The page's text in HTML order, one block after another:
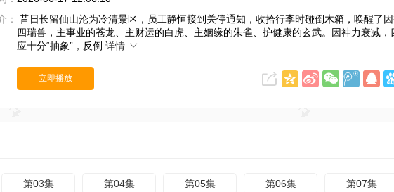
：
昔日长留仙山沦为冷清景区，员工静恒接到关停通知，收拾行李时碰倒木箱，唤醒了
四瑞兽，主事业的苍龙、主财运的白虎、主姻缘的朱雀、护健康的玄武。因神力衰减，
应十分“抽象”，反倒 详情
立即播放